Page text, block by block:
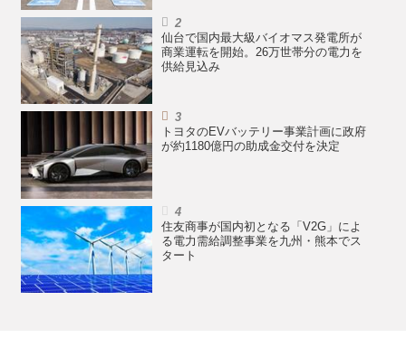
仙台で国内最大級バイオマス発電所が
商業運転を開始。26万世帯分の電力を
供給見込み
トヨタのEVバッテリー事業計画に政府
が約1180億円の助成金交付を決定
住友商事が国内初となる「V2G」によ
る電力需給調整事業を九州・熊本でス
タート